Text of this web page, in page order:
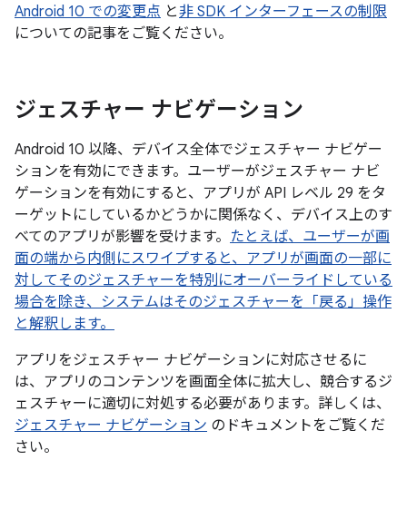
Android 10 での変更点 と非 SDK インターフェースの制限
についての記事をご覧ください。
ジェスチャー ナビゲーション
Android 10 以降、デバイス全体でジェスチャー ナビゲー
ションを有効にできます。ユーザーがジェスチャー ナビ
ゲーションを有効にすると、アプリが API レベル 29 をタ
ーゲットにしているかどうかに関係なく、デバイス上のす
べてのアプリが影響を受けます。 たとえば、ユーザーが画
面の端から内側にスワイプすると、アプリが画面の一部に
対してそのジェスチャーを特別にオーバーライドしている
場合を除き、システムはそのジェスチャーを「戻る」操作
と解釈します。
アプリをジェスチャー ナビゲーションに対応させるに
は、アプリのコンテンツを画面全体に拡大し、競合するジ
ェスチャーに適切に対処する必要があります。詳しくは、
ジェスチャー ナビゲーション のドキュメントをご覧くだ
さい。